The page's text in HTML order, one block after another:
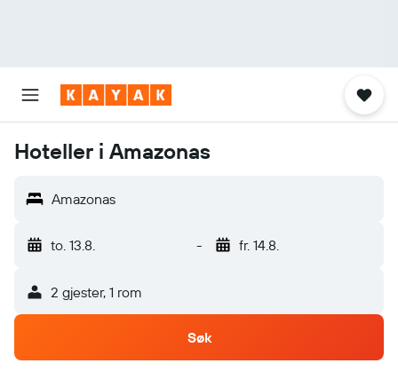
Hoteller i Amazonas
Amazonas
to. 13.8. - fr. 14.8.
2 gjester, 1 rom
Søk